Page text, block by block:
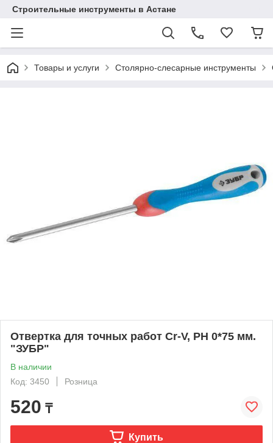
Строительные инструменты в Астане
Товары и услуги Столярно-слесарные инструменты
Отвертка для точных работ Cr-V, РН 0*75 мм.
"ЗУБР"
В наличии
Код: 3450
Розница
520 ₸
Купить